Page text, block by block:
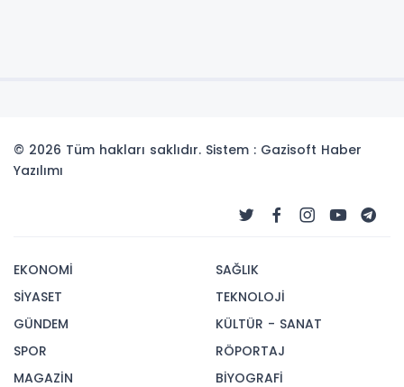
© 2026 Tüm hakları saklıdır. Sistem : Gazisoft Haber
Yazılımı
EKONOMİ
SİYASET
GÜNDEM
SPOR
MAGAZİN
SAĞLIK
TEKNOLOJİ
KÜLTÜR - SANAT
RÖPORTAJ
BİYOGRAFİ